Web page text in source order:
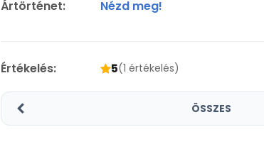
Ártörténet: Nézd meg!
Értékelés: 5(1 értékelés)
ÖSSZES